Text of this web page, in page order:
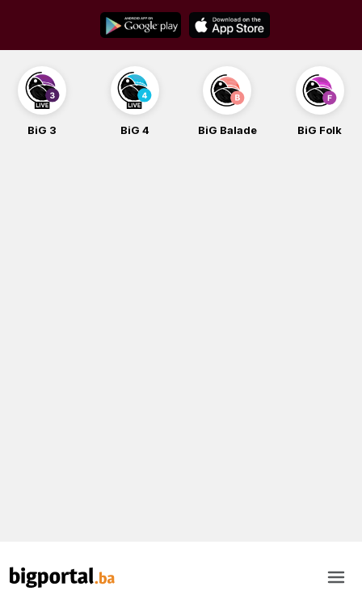
content
BiG 3 BiG 4 BiG Balade BiG Folk